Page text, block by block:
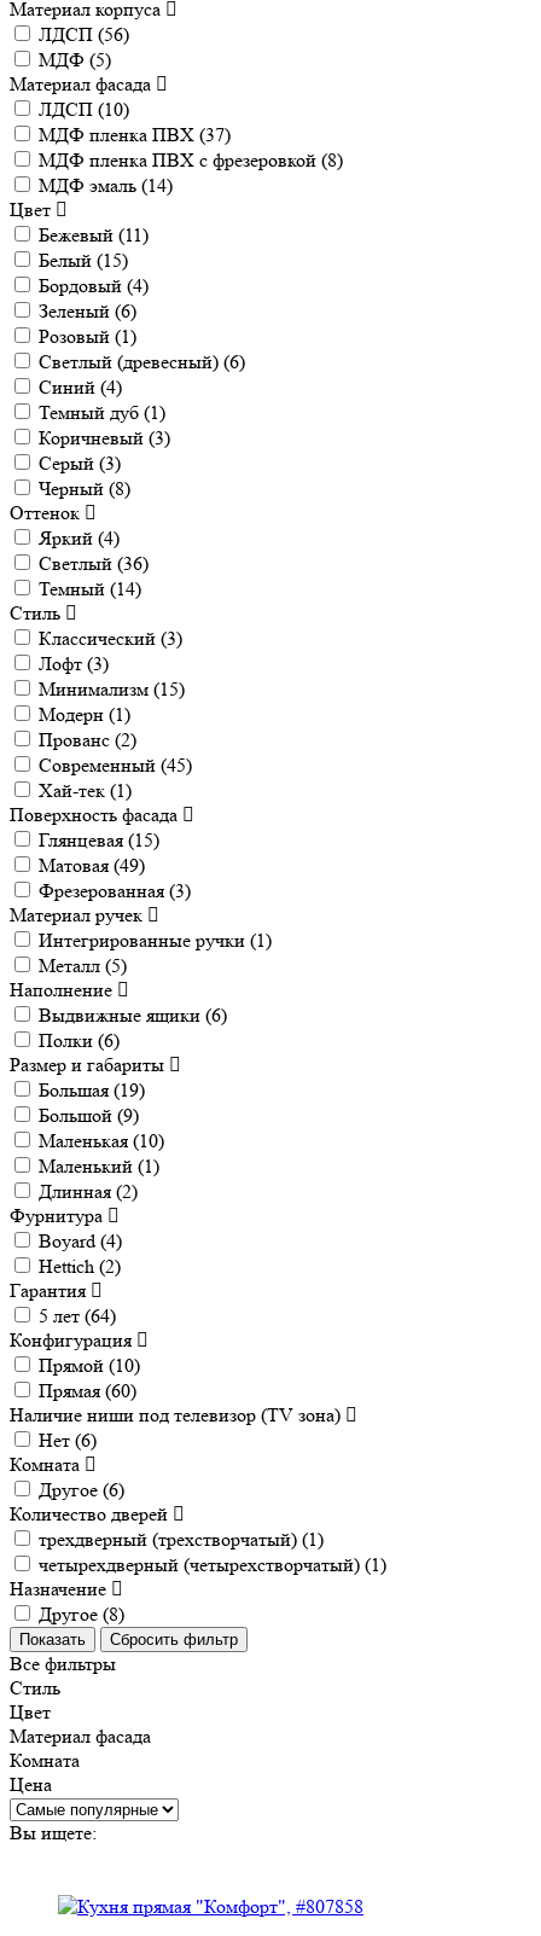
Материал корпуса
ЛДСП (56)
МДФ (5)
Материал фасада
ЛДСП (10)
МДФ пленка ПВХ (37)
МДФ пленка ПВХ с фрезеровкой (8)
МДФ эмаль (14)
Цвет
Бежевый (11)
Белый (15)
Бордовый (4)
Зеленый (6)
Розовый (1)
Светлый (древесный) (6)
Синий (4)
Темный дуб (1)
Коричневый (3)
Серый (3)
Черный (8)
Оттенок
Яркий (4)
Светлый (36)
Темный (14)
Стиль
Классический (3)
Лофт (3)
Минимализм (15)
Модерн (1)
Прованс (2)
Современный (45)
Хай-тек (1)
Поверхность фасада
Глянцевая (15)
Матовая (49)
Фрезерованная (3)
Материал ручек
Интегрированные ручки (1)
Металл (5)
Наполнение
Выдвижные ящики (6)
Полки (6)
Размер и габариты
Большая (19)
Большой (9)
Маленькая (10)
Маленький (1)
Длинная (2)
Фурнитура
Boyard (4)
Hettich (2)
Гарантия
5 лет (64)
Конфигурация
Прямой (10)
Прямая (60)
Наличие ниши под телевизор (TV зона)
Нет (6)
Комната
Другое (6)
Количество дверей
трехдверный (трехстворчатый) (1)
четырехдверный (четырехстворчатый) (1)
Назначение
Другое (8)
Все фильтры
Стиль
Цвет
Материал фасада
Комната
Цена
Вы ищете: